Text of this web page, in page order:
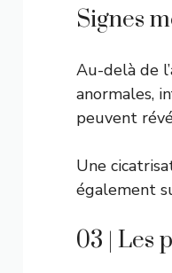
Signes
Au-delà de
anormales,
peuvent
Une
également
03 | Les